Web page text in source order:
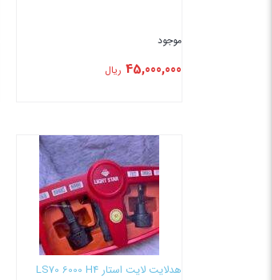
موجود
45,000,000 ریال
هدلایت لایت استار LS70 6000 H4